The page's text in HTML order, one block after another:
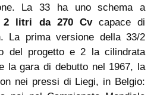
La 33 ha uno schema a
2 litri da 270 Cv capace di
La prima versione della 33/2
del progetto e 2 la cilindrata
la gara di debutto nel 1967, la
nei pressi di Liegi, in Belgio: